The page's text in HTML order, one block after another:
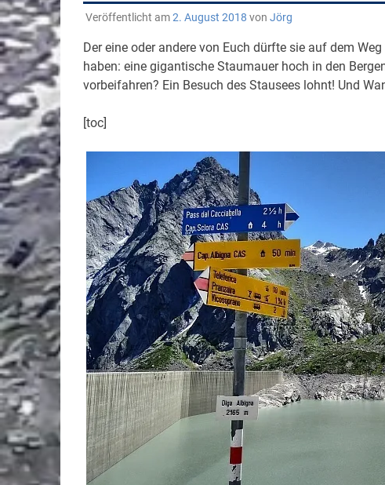
Veröffentlicht am2. August 2018 von Jörg
Der eine oder andere von Euch dürfte sie auf dem
haben: eine gigantische Staumauer hoch in den
vorbeifahren? Ein Besuch des Stausees lohnt! Und
[toc]